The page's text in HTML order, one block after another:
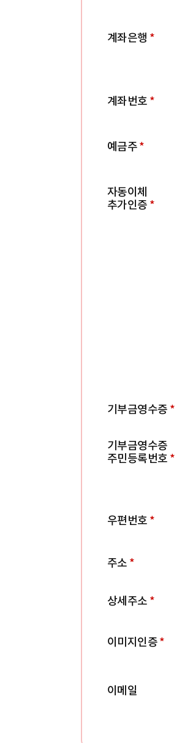
계좌은행 *
계좌번호 *
예금주*
자동이체
추가인증 *
기부금영수증 *
기부금영수증
주민등록번호 *
우편번호 *
주소 *
상세주소 *
이미지인증*
이메일